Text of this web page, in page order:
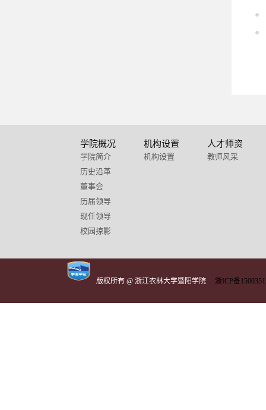
学院概况
学院简介
历史沿革
董事会
历届领导
现任领导
校园掠影
机构设置
机构设置
人才师资
教师风采
版权所有 @ 浙江农林大学暨阳学院 浙ICP备